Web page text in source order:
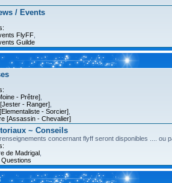
/ Events
FlyFF
Guilde
- Prêtre]
- Ranger]
- Sorcier]
[Assassin - Chevalier]
~ Conseils
concernant flyff seront disponibles .... ou
de Madrigal